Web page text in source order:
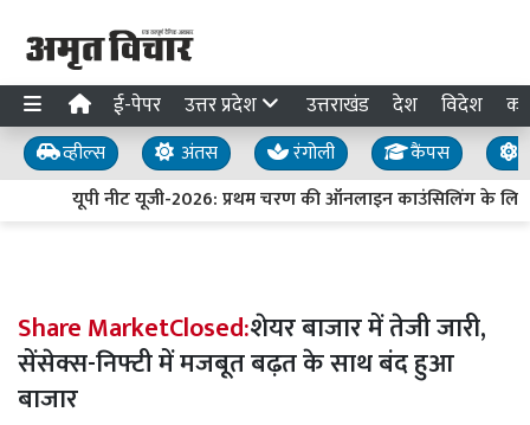
ई-पेपर उत्तर प्रदेश उत्तराखंड देश विदेश
व्हील्स अंतस रंगोली कैंपस
यूपी नीट यूजी-2026: प्रथम चरण की ऑनलाइन काउंसिलिंग के
Share MarketClosed:शेयर बाजार में तेजी जारी,
सेंसेक्स-निफ्टी में मजबूत बढ़त के साथ बंद हुआ
बाजार